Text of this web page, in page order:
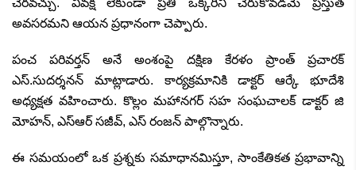
అవసరమని ఆయన ప్రధానంగా చెప్పారు.
పంచ పరివర్తన్ అనే అంశంపై దక్షిణ కేరళం ప్రాంత్ ప్రచారక్
ఎస్.సుదర్శనన్ మాట్లాడారు. కార్యక్రమానికి డాక్టర్ ఆర్కే భూదేశి
అధ్యక్షత వహించారు. కొల్లం మహానగర్‌ సహ సంఘచాలక్‌ డాక్టర్‌ జి
మోహన్‌, ఎస్‌ఆర్‌ సజీవ్‌, ఎస్‌ రంజన్‌ పాల్గొన్నారు.
ఈ సమయంలో ఒక ప్రశ్నకు సమాధానమిస్తూ, సాంకేతికత ప్రభావాన్ని